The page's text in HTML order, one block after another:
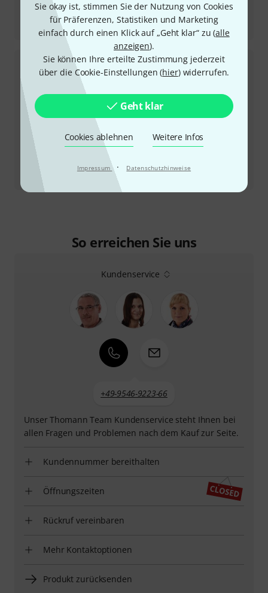
Sie okay ist, stimmen Sie der Nutzung von Cookies
für Präferenzen, Statistiken und Marketing
einfach durch einen Klick auf „Geht klar“ zu (alle
anzeigen).
Sie können Ihre erteilte Zustimmung jederzeit
über die Cookie-Einstellungen (hier) widerrufen.
Geht klar
Cookies ablehnen Weitere Infos
Impressum · Datenschutzhinweise
Testbericht
Prussian Blue Reverb
Strawberry Red DLX Overdrive
So erreichen Sie uns
Kundenservice
+49-9546-9223-66
Unser Thomann Team Kundenservice steht Ihnen bei
allen Fragen und Problemen nach dem Kauf zur Seite.
Kundennummer bereithalten
Öffnungszeiten
Rückruf vereinbaren
Mehr Kontaktoptionen
Produkt zurücksenden